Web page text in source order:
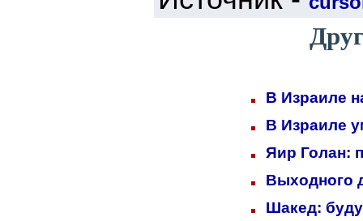
В Израиле
В Израиле
Яир Голан:
Выходного
Шакед: